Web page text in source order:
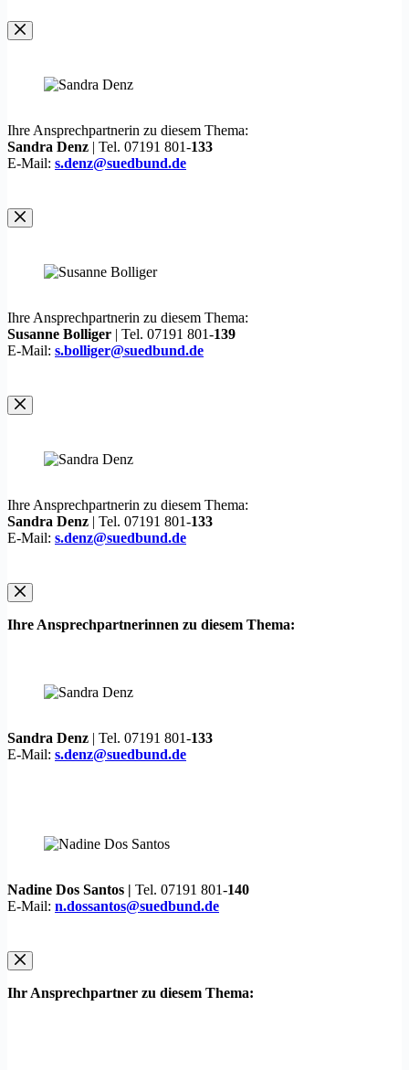
Ihre Ansprechpartnerin zu diesem Thema:
Sandra Denz | Tel. 07191 801-133
E-Mail: s.denz@suedbund.de
Ihre Ansprechpartnerin zu diesem Thema:
Susanne Bolliger | Tel. 07191 801-139
E-Mail: s.bolliger@suedbund.de
Ihre Ansprechpartnerin zu diesem Thema:
Sandra Denz | Tel. 07191 801-133
E-Mail: s.denz@suedbund.de
Ihre Ansprechpartnerinnen zu diesem Thema:
Sandra Denz | Tel. 07191 801-133
E-Mail: s.denz@suedbund.de
Nadine Dos Santos | Tel. 07191 801-140
E-Mail: n.dossantos@suedbund.de
Ihr Ansprechpartner zu diesem Thema: